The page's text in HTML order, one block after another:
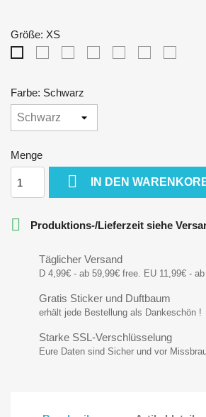
Größe: XS
Farbe: Schwarz
Menge
 IN DEN
 Produktions-/Lieferzeit siehe
Täglicher Versand
D 4,99€ - ab 59,99€ free. EU 11,99€ -
Gratis Sticker und Duftbaum
erhält jede Bestellung als Dankeschön !
Starke SSL-Verschlüsselung
Eure Daten sind Sicher und vor